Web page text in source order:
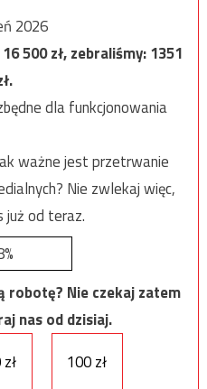
2026
16 500zł, zebraliśmy:1351
dla funkcjonowania
ważne jest przetrwanie
Nie zwlekaj więc,
już od teraz.
robotę? Nie czekaj zatem
nas od dzisiaj.
100 zł